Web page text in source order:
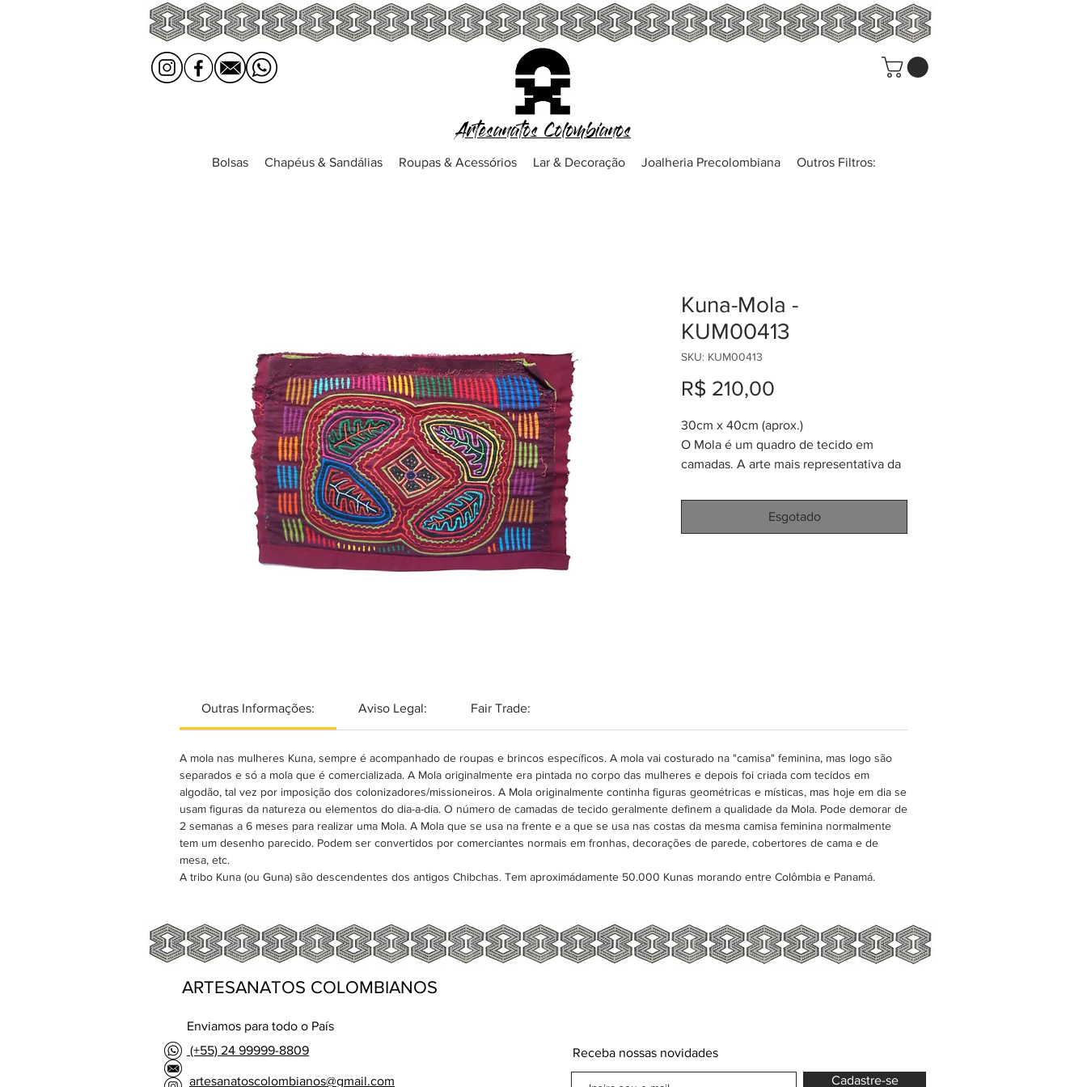
Artesanatos Colombianos
Bolsas Chapéus & Sandálias Roupas & Acessórios Lar & Decoração Joalheria Precolombiana Outros Filtros:
Kuna-Mola -
KUM00413
SKU: KUM00413
R$ 210,00
30cm x 40cm (aprox.)
O Mola é um quadro de tecido em
camadas. A arte mais representativa da
também Panamá. A técnica usada se
chama de "Apliqué Reverso" no mundo
moda e da casa.
Esgotado
Outras Informações: Aviso Legal: Fair Trade:
A mola nas mulheres Kuna, sempre é acompanhado de roupas e brincos específicos. A mola vai costurado na "camisa" feminina, mas logo são
separados e só a mola que é comercializada. A Mola originalmente era pintada no corpo das mulheres e depois foi criada com tecidos em
algodão, tal vez por imposição dos colonizadores/missioneiros. A Mola originalmente continha figuras geométricas e místicas, mas hoje em dia se
usam figuras da natureza ou elementos do dia-a-dia. O número de camadas de tecido geralmente definem a qualidade da Mola. Pode demorar de
2 semanas a 6 meses para realizar uma Mola. A Mola que se usa na frente e a que se usa nas costas da mesma camisa feminina normalmente
tem um desenho parecido. Podem ser convertidos por comerciantes normais em fronhas, decorações de parede, cobertores de cama e de
mesa, etc.
A tribo Kuna (ou Guna) são descendentes dos antigos Chibchas. Tem aproximádamente 50.000 Kunas morando entre Colômbia e Panamá.
ARTESANATOS COLOMBIANOS
Enviamos para todo o País
(+55) 24 99999-8809
artesanatoscolombianos@gmail.com
Receba nossas novidades
Cadastre-se